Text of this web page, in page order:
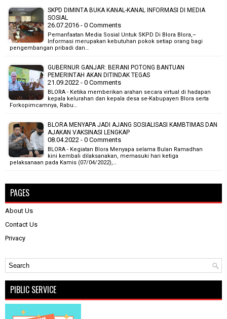
SKPD DIMINTA BUKA KANAL-KANAL INFORMASI DI MEDIA
SOSIAL
26.07.2016 - 0 Comments
Pemanfaatan Media Sosial Untuk SKPD Di Blora Blora,–
Informasi merupakan kebutuhan pokok setiap orang bagi
pengembangan pribadi dan…
GUBERNUR GANJAR: BERANI POTONG BANTUAN
PEMERINTAH AKAN DITINDAK TEGAS
21.09.2022 - 0 Comments
BLORA - Ketika memberikan arahan secara virtual di hadapan
kepala kelurahan dan kepala desa se-Kabupayen Blora serta
Forkopimcamnya, Rabu…
BLORA MENYAPA JADI AJANG SOSIALISASI KAMBTIMAS DAN
AJAKAN VAKSINASI LENGKAP
08.04.2022 - 0 Comments
BLORA - Kegiatan Blora Menyapa selama Bulan Ramadhan
kini kembali dilaksanakan, memasuki hari ketiga
pelaksanaan pada Kamis (07/04/2022),…
PAGES
About Us
Contact Us
Privacy
PIBLIC SERVICE